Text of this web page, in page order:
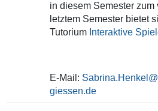
in diesem Semester zum
letztem Semester bietet
Tutorium Interaktive
E-Mail: Sabrina.Henkel